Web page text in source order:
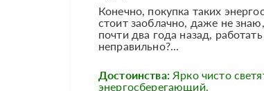
Конечно, покупка таких
стоит заоблачно, даже не
почти два года назад,
неправильно?...
Достоинства: Ярко чисто
энергосберегающий.